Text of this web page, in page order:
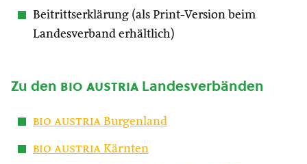
Beitrittserklärung (als Print-Version beim
Landesverband erhältlich)
Zu den bio austria Landesverbänden
bio austria Burgenland
bio austria Kärnten